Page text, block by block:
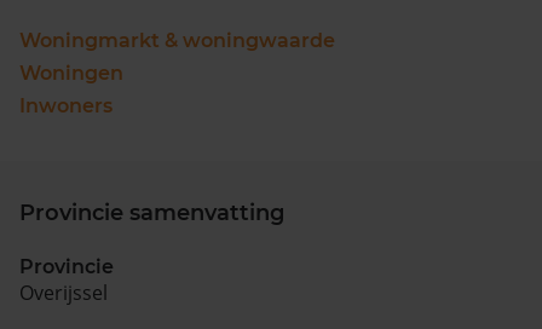
Vragen? Neem contact met ons op
Woningmarkt & woningwaarde
Woningen
Inwoners
Provincie samenvatting
Provincie
Overijssel